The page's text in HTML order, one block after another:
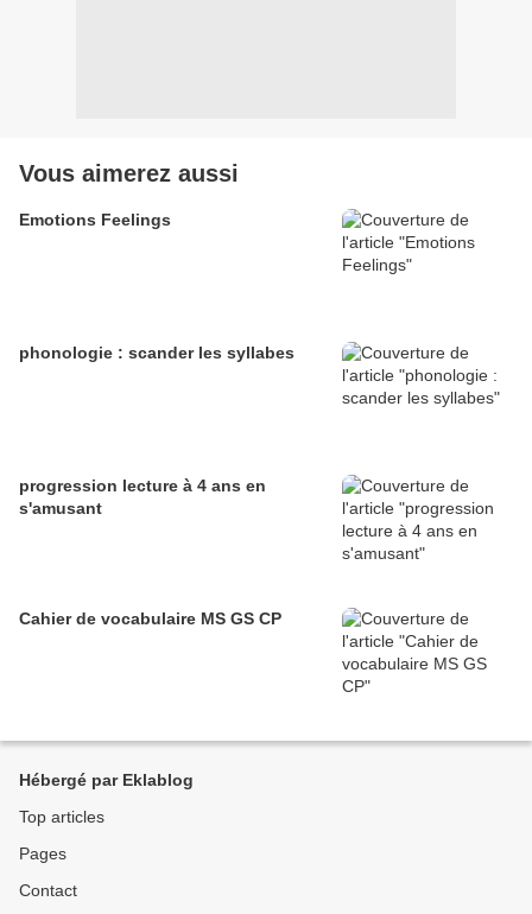
Vous aimerez aussi
Emotions Feelings
phonologie : scander les syllabes
progression lecture à 4 ans en
s'amusant
Cahier de vocabulaire MS GS CP
Hébergé par Eklablog
Top articles
Pages
Contact